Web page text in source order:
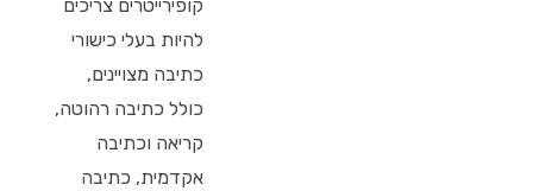
קופירייטרים צריכים
להיות בעלי כישורי
כתיבה מצויינים,
כולל כתיבה רהוטה,
קריאה וכתיבה
אקדמית, כתיבה